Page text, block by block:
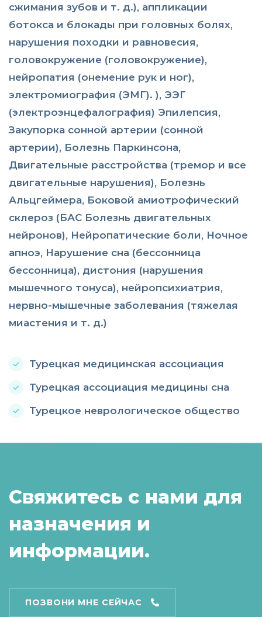
сжимания зубов и т. д.), аппликации
ботокса и блокады при головных болях,
нарушения походки и равновесия,
головокружение (головокружение),
нейропатия (онемение рук и ног),
электромиография (ЭМГ). ), ЭЭГ
(электроэнцефалография) Эпилепсия,
Закупорка сонной артерии (сонной
артерии), Болезнь Паркинсона,
Двигательные расстройства (тремор и все
двигательные нарушения), Болезнь
Альцгеймера, Боковой амиотрофический
склероз (БАС Болезнь двигательных
нейронов), Нейропатические боли, Ночное
апноэ, Нарушение сна (бессонница
бессонница), дистония (нарушения
мышечного тонуса), нейропсихиатрия,
нервно-мышечные заболевания (тяжелая
миастения и т. д.)
Турецкая медицинская ассоциация
Турецкая ассоциация медицины сна
Турецкое неврологическое общество
Свяжитесь с нами для
назначения и
информации.
ПОЗВОНИ МНЕ СЕЙЧАС